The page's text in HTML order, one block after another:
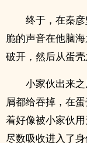
终于，在秦
脆的声音在他脑
破开，然后从蛋壳
小家伙出来
屑都给吞掉，在
着好像被小家伙
尽数吸收进入了身